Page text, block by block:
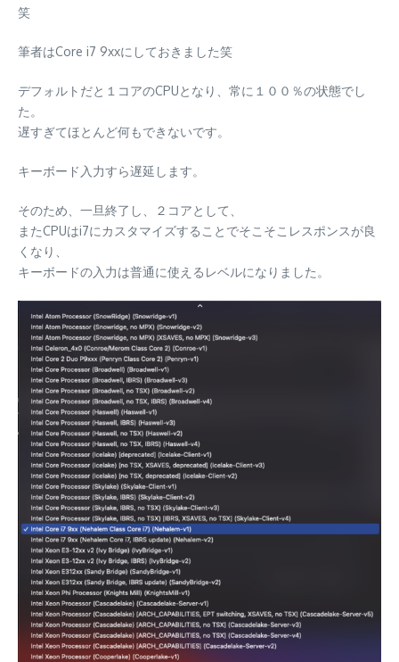
笑
筆者はCore i7 9xxにしておきました笑
デフォルトだと１コアのCPUとなり、常に１００％の状態でし
た。
遅すぎてほとんど何もできないです。
キーボード入力すら遅延します。
そのため、一旦終了し、２コアとして、
またCPUはi7にカスタマイズすることでそこそこレスポンスが良
くなり、
キーボードの入力は普通に使えるレベルになりました。